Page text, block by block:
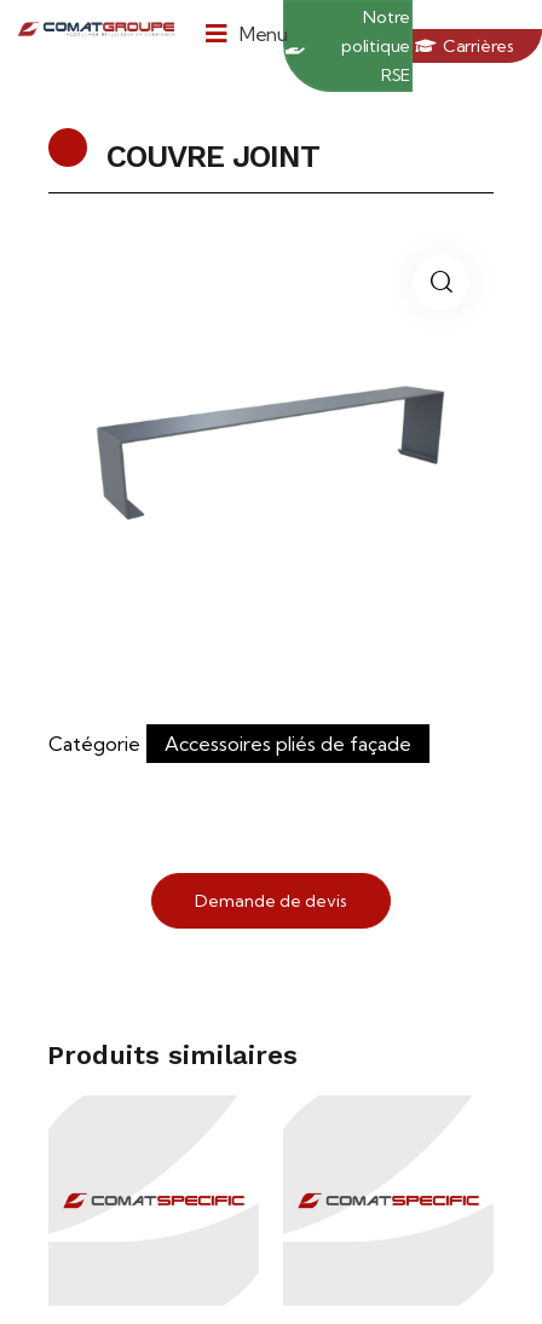
Menu
Notre
politique
RSE
Carrières
COUVRE JOINT
Catégorie Accessoires pliés de façade
Demande de devis
Produits similaires